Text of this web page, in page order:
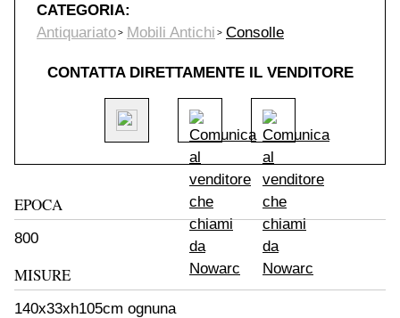
CATEGORIA:
Antiquariato
Mobili Antichi Consolle
CONTATTA DIRETTAMENTE IL VENDITORE
EPOCA
800
MISURE
140x33xh105cm ognuna